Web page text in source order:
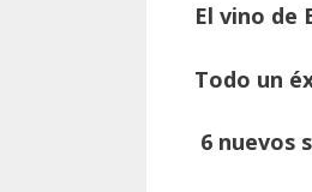
El vino de
Todo un
6 nuevos